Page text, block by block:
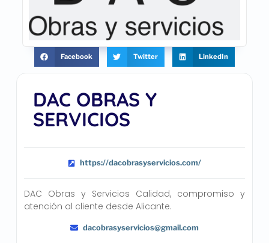
DAC OBRAS Y
SERVICIOS
https://dacobrasyservicios.com/
DAC Obras y Servicios Calidad, compromiso y
atención al cliente desde Alicante.
dacobrasyservicios@gmail.com
Facebook Twitter LinkedIn